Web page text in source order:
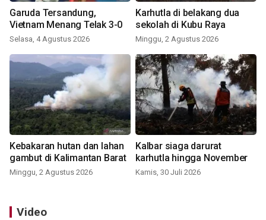
Garuda Tersandung,
Vietnam Menang Telak 3-0
Selasa, 4 Agustus 2026
Karhutla di belakang dua
sekolah di Kubu Raya
Minggu, 2 Agustus 2026
Kebakaran hutan dan lahan
gambut di Kalimantan Barat
Minggu, 2 Agustus 2026
Kalbar siaga darurat
karhutla hingga November
Kamis, 30 Juli 2026
Video